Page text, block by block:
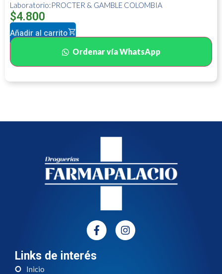
Laboratorio:PROCTER & GAMBLE COLOMBIA
$4.800
Añadir al carrito
Ordenar vía WhatsApp
Links de interés
Inicio